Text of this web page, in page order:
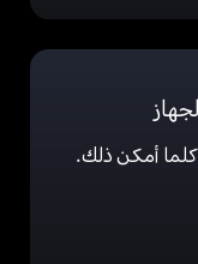
كلما أمكن ذلك.